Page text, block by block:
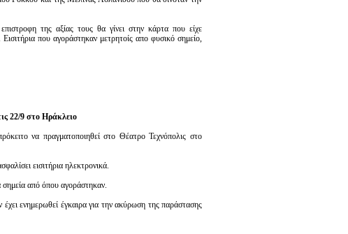
της αξίας τους θα γίνει στην κάρτα που είχε
Εισιτήρια που αγοράστηκαν μετρητοίς απο φυσικό σημείο,
22/9 στο Ηράκλειο
να πραγματοποιηθεί στο Θέατρο Τεχνόπολις στο
εισιτήρια ηλεκτρονικά.
σημεία από όπου αγοράστηκαν.
έχει ενημερωθεί έγκαιρα για την ακύρωση της παράστασης